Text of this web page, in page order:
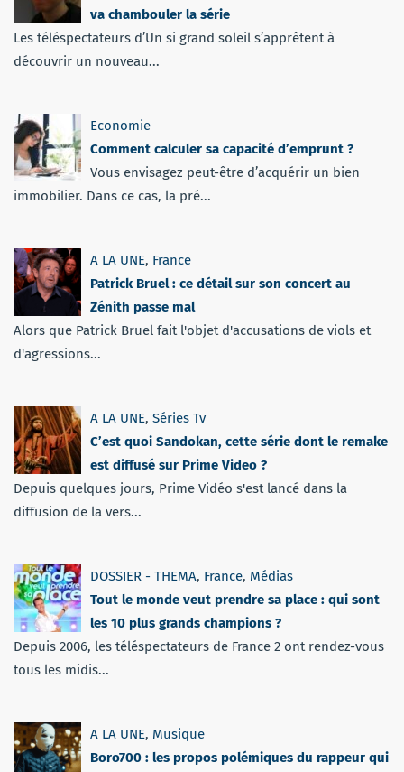
va chambouler la série
Les téléspectateurs d’Un si grand soleil s’apprêtent à
découvrir un nouveau...
Economie
Comment calculer sa capacité d’emprunt ?
Vous envisagez peut-être d’acquérir un bien
immobilier. Dans ce cas, la pré...
A LA UNE, France
Patrick Bruel : ce détail sur son concert au
Zénith passe mal
Alors que Patrick Bruel fait l'objet d'accusations de viols et
d'agressions...
A LA UNE, Séries Tv
C’est quoi Sandokan, cette série dont le remake
est diffusé sur Prime Video ?
Depuis quelques jours, Prime Vidéo s'est lancé dans la
diffusion de la vers...
DOSSIER - THEMA, France, Médias
Tout le monde veut prendre sa place : qui sont
les 10 plus grands champions ?
Depuis 2006, les téléspectateurs de France 2 ont rendez-vous
tous les midis...
A LA UNE, Musique
Boro700 : les propos polémiques du rappeur qui